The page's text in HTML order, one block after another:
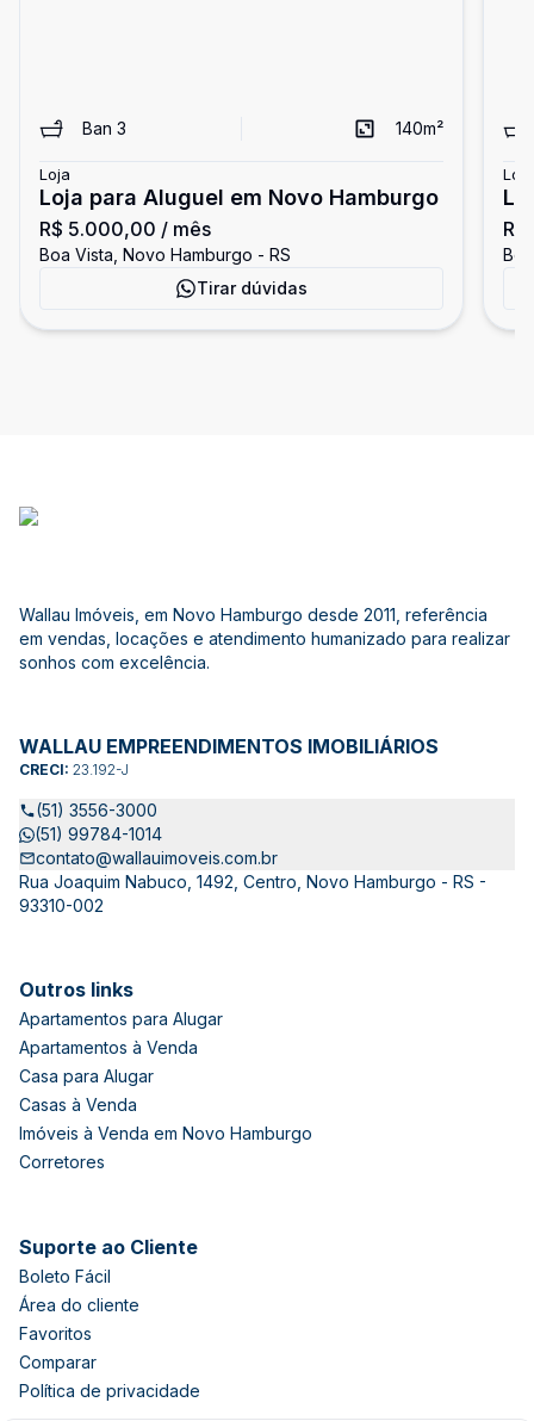
Ban 3 140m²
Loja
Loja para Aluguel em Novo Hamburgo
R$ 5.000,00 / mês
Boa Vista, Novo Hamburgo - RS
Tirar dúvidas
Loja
Wallau Imóveis, em Novo Hamburgo desde 2011, referência
em vendas, locações e atendimento humanizado para realizar
sonhos com excelência.
WALLAU EMPREENDIMENTOS IMOBILIÁRIOS
CRECI: 23.192-J
(51) 3556-3000
(51) 99784-1014
contato@wallauimoveis.com.br
Rua Joaquim Nabuco, 1492, Centro, Novo Hamburgo - RS -
93310-002
Outros links
Apartamentos para Alugar
Apartamentos à Venda
Casa para Alugar
Casas à Venda
Imóveis à Venda em Novo Hamburgo
Corretores
Suporte ao Cliente
Boleto Fácil
Área do cliente
Favoritos
Comparar
Política de privacidade